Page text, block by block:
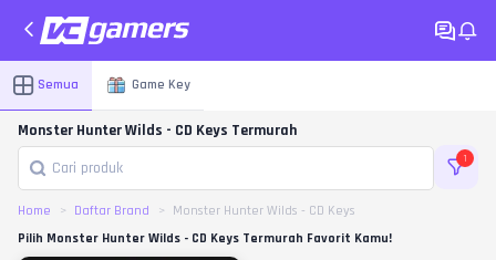
Semua Game Key
Monster Hunter Wilds - CD Keys Termurah
1
Home Daftar Brand
Monster Hunter Wilds - CD Keys
Pilih Monster Hunter Wilds - CD Keys Termurah Favorit Kamu!